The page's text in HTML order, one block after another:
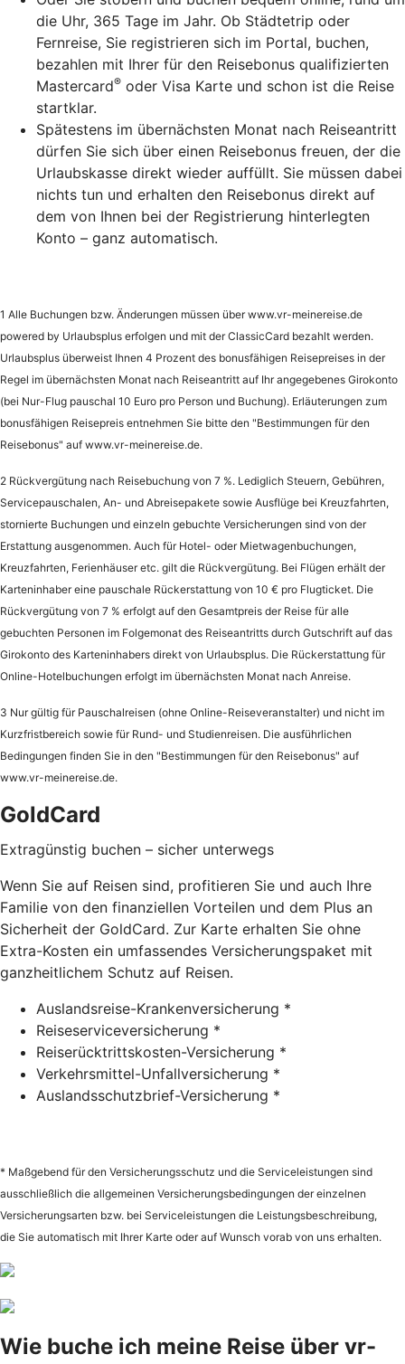
die Uhr, 365 Tage im Jahr. Ob Städtetrip oder
Fernreise, Sie registrieren sich im Portal, buchen,
bezahlen mit Ihrer für den Reisebonus qualifizierten
Mastercard® oder Visa Karte und schon ist die Reise
startklar.
Spätestens im übernächsten Monat nach Reiseantritt
dürfen Sie sich über einen Reisebonus freuen, der die
Urlaubskasse direkt wieder auffüllt. Sie müssen dabei
nichts tun und erhalten den Reisebonus direkt auf
dem von Ihnen bei der Registrierung hinterlegten
Konto – ganz automatisch.
1 Alle Buchungen bzw. Änderungen müssen über www.vr-meinereise.de
powered by Urlaubsplus erfolgen und mit der ClassicCard bezahlt werden.
Urlaubsplus überweist Ihnen 4 Prozent des bonusfähigen Reisepreises in der
Regel im übernächsten Monat nach Reiseantritt auf Ihr angegebenes Girokonto
(bei Nur-Flug pauschal 10 Euro pro Person und Buchung). Erläuterungen zum
bonusfähigen Reisepreis entnehmen Sie bitte den "Bestimmungen für den
Reisebonus" auf www.vr-meinereise.de.
2 Rückvergütung nach Reisebuchung von 7 %. Lediglich Steuern, Gebühren,
Servicepauschalen, An- und Abreisepakete sowie Ausflüge bei Kreuzfahrten,
stornierte Buchungen und einzeln gebuchte Versicherungen sind von der
Erstattung ausgenommen. Auch für Hotel- oder Mietwagenbuchungen,
Kreuzfahrten, Ferienhäuser etc. gilt die Rückvergütung. Bei Flügen erhält der
Karteninhaber eine pauschale Rückerstattung von 10 € pro Flugticket. Die
Rückvergütung von 7 % erfolgt auf den Gesamtpreis der Reise für alle
gebuchten Personen im Folgemonat des Reiseantritts durch Gutschrift auf das
Girokonto des Karteninhabers direkt von Urlaubsplus. Die Rückerstattung für
Online-Hotelbuchungen erfolgt im übernächsten Monat nach Anreise.
3 Nur gültig für Pauschalreisen (ohne Online-Reiseveranstalter) und nicht im
Kurzfristbereich sowie für Rund- und Studienreisen. Die ausführlichen
Bedingungen finden Sie in den "Bestimmungen für den Reisebonus" auf
www.vr-meinereise.de.
GoldCard
Extragünstig buchen – sicher unterwegs
Wenn Sie auf Reisen sind, profitieren Sie und auch Ihre
Familie von den finanziellen Vorteilen und dem Plus an
Sicherheit der GoldCard. Zur Karte erhalten Sie ohne
Extra-Kosten ein umfassendes Versicherungspaket mit
ganzheitlichem Schutz auf Reisen.
Auslandsreise-Krankenversicherung *
Reiseserviceversicherung *
Reiserücktrittskosten-Versicherung *
Verkehrsmittel-Unfallversicherung *
Auslandsschutzbrief-Versicherung *
* Maßgebend für den Versicherungsschutz und die Serviceleistungen sind
ausschließlich die allgemeinen Versicherungsbedingungen der einzelnen
Versicherungsarten bzw. bei Serviceleistungen die Leistungsbeschreibung,
die Sie automatisch mit Ihrer Karte oder auf Wunsch vorab von uns erhalten.
Wie buche ich meine Reise über vr-